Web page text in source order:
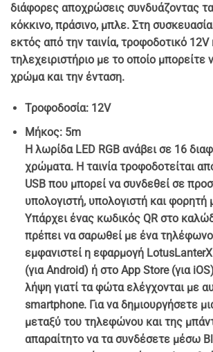
διάφορες αποχρώσεις συνδυάζοντας
κόκκινο, πράσινο, μπλε. Στη
εκτός από την ταινία, τροφοδοτικό 12V
τηλεχειριστήριο με το οποίο μπορείτε
χρώμα και την ένταση.
Τροφοδοσία: 12V
Μήκος: 5m
Η λωρίδα LED RGB ανάβει σε 16
χρώματα. Η ταινία τροφοδοτείται
USB που μπορεί να συνδεθεί σε
υπολογιστή, υπολογιστή και φορητή
Υπάρχει ένας κωδικός QR στο
πρέπει να σαρωθεί με ένα τηλέφωνο
εμφανιστεί η εφαρμογή
(για Android) ή στο App Store (για
λήψη γιατί τα φώτα ελέγχονται με
smartphone. Για να δημιουργήσετε
μεταξύ του τηλεφώνου και της
απαραίτητο να τα συνδέσετε μέσω